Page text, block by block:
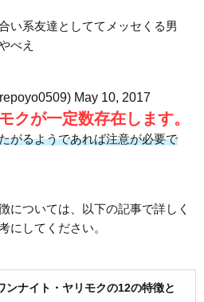
い系友達としててメッセくる男
べえ
May 10, 2017
クが一定数存在します。
がるようであれば注意が必要で
については、以下の記事で詳しく
にしてください。
ンナイト・ヤリモクの12の特徴と